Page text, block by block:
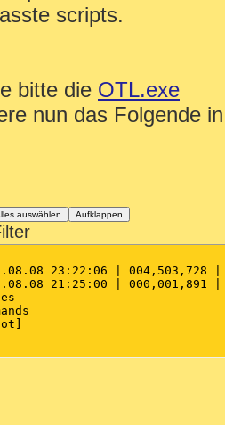
scripts.
bitte die OTL.exe
nun das Folgende
auswählen Aufklappen
23:22:06 |
21:25:00 |